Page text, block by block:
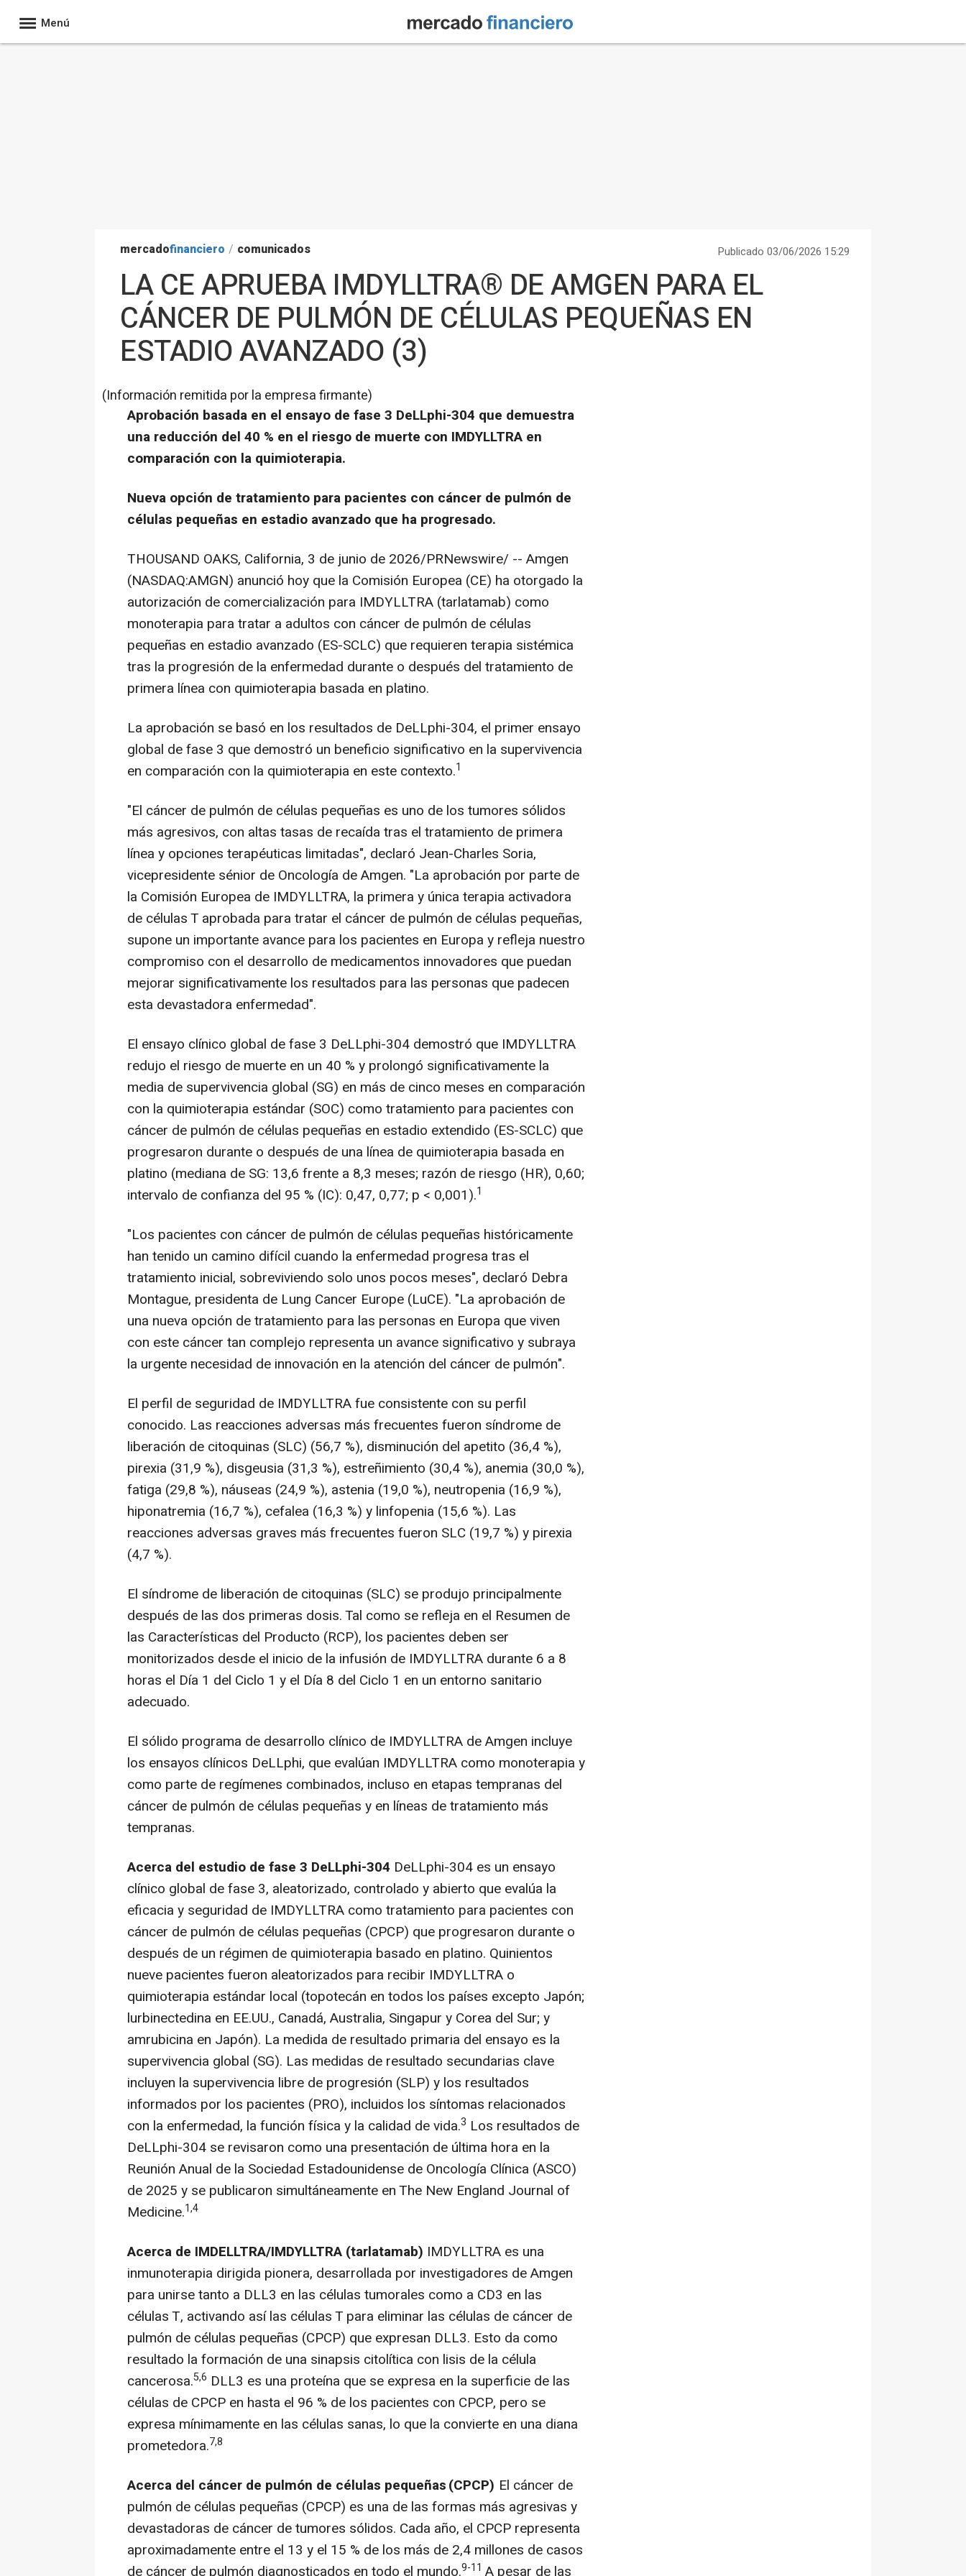
Menú
mercadofinanciero / comunicados Publicado 03/06/2026 15:29
LA CE APRUEBA IMDYLLTRA® DE AMGEN PARA EL
CÁNCER DE PULMÓN DE CÉLULAS PEQUEÑAS EN
ESTADIO AVANZADO (3)
(Información remitida por la empresa firmante)
Aprobación basada en el ensayo de fase 3 DeLLphi-304 que demuestra
una reducción del 40 % en el riesgo de muerte con IMDYLLTRA en
comparación con la quimioterapia.
Nueva opción de tratamiento para pacientes con cáncer de pulmón de
células pequeñas en estadio avanzado que ha progresado.
THOUSAND OAKS, California, 3 de junio de 2026/PRNewswire/ -- Amgen
(NASDAQ:AMGN) anunció hoy que la Comisión Europea (CE) ha otorgado la
autorización de comercialización para IMDYLLTRA (tarlatamab) como
monoterapia para tratar a adultos con cáncer de pulmón de células
pequeñas en estadio avanzado (ES-SCLC) que requieren terapia sistémica
tras la progresión de la enfermedad durante o después del tratamiento de
primera línea con quimioterapia basada en platino.
La aprobación se basó en los resultados de DeLLphi-304, el primer ensayo
global de fase 3 que demostró un beneficio significativo en la supervivencia
en comparación con la quimioterapia en este contexto.1
"El cáncer de pulmón de células pequeñas es uno de los tumores sólidos
más agresivos, con altas tasas de recaída tras el tratamiento de primera
línea y opciones terapéuticas limitadas", declaró Jean-Charles Soria,
vicepresidente sénior de Oncología de Amgen. "La aprobación por parte de
la Comisión Europea de IMDYLLTRA, la primera y única terapia activadora
de células T aprobada para tratar el cáncer de pulmón de células pequeñas,
supone un importante avance para los pacientes en Europa y refleja nuestro
compromiso con el desarrollo de medicamentos innovadores que puedan
mejorar significativamente los resultados para las personas que padecen
esta devastadora enfermedad".
El ensayo clínico global de fase 3 DeLLphi-304 demostró que IMDYLLTRA
redujo el riesgo de muerte en un 40 % y prolongó significativamente la
media de supervivencia global (SG) en más de cinco meses en comparación
con la quimioterapia estándar (SOC) como tratamiento para pacientes con
cáncer de pulmón de células pequeñas en estadio extendido (ES-SCLC) que
progresaron durante o después de una línea de quimioterapia basada en
platino (mediana de SG: 13,6 frente a 8,3 meses; razón de riesgo (HR), 0,60;
intervalo de confianza del 95 % (IC): 0,47, 0,77; p < 0,001).1
"Los pacientes con cáncer de pulmón de células pequeñas históricamente
han tenido un camino difícil cuando la enfermedad progresa tras el
tratamiento inicial, sobreviviendo solo unos pocos meses", declaró Debra
Montague, presidenta de Lung Cancer Europe (LuCE). "La aprobación de
una nueva opción de tratamiento para las personas en Europa que viven
con este cáncer tan complejo representa un avance significativo y subraya
la urgente necesidad de innovación en la atención del cáncer de pulmón".
El perfil de seguridad de IMDYLLTRA fue consistente con su perfil
conocido. Las reacciones adversas más frecuentes fueron síndrome de
liberación de citoquinas (SLC) (56,7 %), disminución del apetito (36,4 %),
pirexia (31,9 %), disgeusia (31,3 %), estreñimiento (30,4 %), anemia (30,0 %),
fatiga (29,8 %), náuseas (24,9 %), astenia (19,0 %), neutropenia (16,9 %),
hiponatremia (16,7 %), cefalea (16,3 %) y linfopenia (15,6 %). Las
reacciones adversas graves más frecuentes fueron SLC (19,7 %) y pirexia
(4,7 %).
El síndrome de liberación de citoquinas (SLC) se produjo principalmente
después de las dos primeras dosis. Tal como se refleja en el Resumen de
las Características del Producto (RCP), los pacientes deben ser
monitorizados desde el inicio de la infusión de IMDYLLTRA durante 6 a 8
horas el Día 1 del Ciclo 1 y el Día 8 del Ciclo 1 en un entorno sanitario
adecuado.
El sólido programa de desarrollo clínico de IMDYLLTRA de Amgen incluye
los ensayos clínicos DeLLphi, que evalúan IMDYLLTRA como monoterapia y
como parte de regímenes combinados, incluso en etapas tempranas del
cáncer de pulmón de células pequeñas y en líneas de tratamiento más
tempranas.
Acerca del estudio de fase 3 DeLLphi-304 DeLLphi-304 es un ensayo
clínico global de fase 3, aleatorizado, controlado y abierto que evalúa la
eficacia y seguridad de IMDYLLTRA como tratamiento para pacientes con
cáncer de pulmón de células pequeñas (CPCP) que progresaron durante o
después de un régimen de quimioterapia basado en platino. Quinientos
nueve pacientes fueron aleatorizados para recibir IMDYLLTRA o
quimioterapia estándar local (topotecán en todos los países excepto Japón;
lurbinectedina en EE.UU., Canadá, Australia, Singapur y Corea del Sur; y
amrubicina en Japón). La medida de resultado primaria del ensayo es la
supervivencia global (SG). Las medidas de resultado secundarias clave
incluyen la supervivencia libre de progresión (SLP) y los resultados
informados por los pacientes (PRO), incluidos los síntomas relacionados
con la enfermedad, la función física y la calidad de vida.3 Los resultados de
DeLLphi-304 se revisaron como una presentación de última hora en la
Reunión Anual de la Sociedad Estadounidense de Oncología Clínica (ASCO)
de 2025 y se publicaron simultáneamente en The New England Journal of
Medicine.1,4
Acerca de IMDELLTRA/IMDYLLTRA (tarlatamab) IMDYLLTRA es una
inmunoterapia dirigida pionera, desarrollada por investigadores de Amgen
para unirse tanto a DLL3 en las células tumorales como a CD3 en las
células T, activando así las células T para eliminar las células de cáncer de
pulmón de células pequeñas (CPCP) que expresan DLL3. Esto da como
resultado la formación de una sinapsis citolítica con lisis de la célula
cancerosa.5,6 DLL3 es una proteína que se expresa en la superficie de las
células de CPCP en hasta el 96 % de los pacientes con CPCP, pero se
expresa mínimamente en las células sanas, lo que la convierte en una diana
prometedora.7,8
Acerca del cáncer de pulmón de células pequeñas(CPCP) El cáncer de
pulmón de células pequeñas (CPCP) es una de las formas más agresivas y
devastadoras de cáncer de tumores sólidos. Cada año, el CPCP representa
aproximadamente entre el 13 y el 15 % de los más de 2,4 millones de casos
de cáncer de pulmón diagnosticados en todo el mundo.9-11 A pesar de las